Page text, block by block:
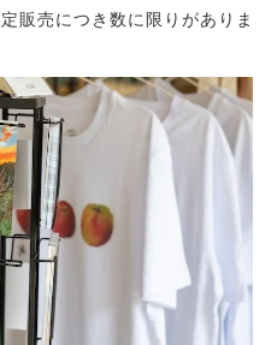
販売につき数に限りがありま